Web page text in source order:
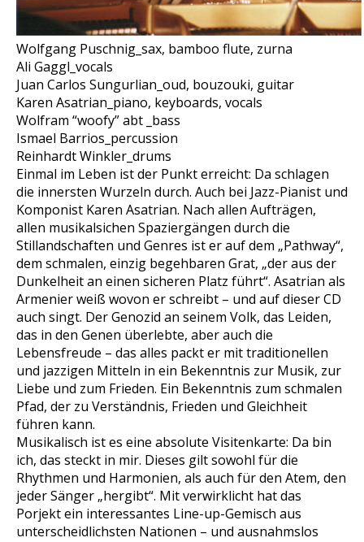
Wolfgang Puschnig_sax, bamboo flute, zurna
Ali Gaggl_vocals
Juan Carlos Sungurlian_oud, bouzouki, guitar
Karen Asatrian_piano, keyboards, vocals
Wolfram “woofy” abt _bass
Ismael Barrios_percussion
Reinhardt Winkler_drums
Einmal im Leben ist der Punkt erreicht: Da schlagen
die innersten Wurzeln durch. Auch bei Jazz-Pianist und
Komponist Karen Asatrian. Nach allen Aufträgen,
allen musikalsichen Spaziergängen durch die
Stillandschaften und Genres ist er auf dem „Pathway“,
dem schmalen, einzig begehbaren Grat, „der aus der
Dunkelheit an einen sicheren Platz führt“. Asatrian als
Armenier weiß wovon er schreibt – und auf dieser CD
auch singt. Der Genozid an seinem Volk, das Leiden,
das in den Genen überlebte, aber auch die
Lebensfreude – das alles packt er mit traditionellen
und jazzigen Mitteln in ein Bekenntnis zur Musik, zur
Liebe und zum Frieden. Ein Bekenntnis zum schmalen
Pfad, der zu Verständnis, Frieden und Gleichheit
führen kann.
Musikalisch ist es eine absolute Visitenkarte: Da bin
ich, das steckt in mir. Dieses gilt sowohl für die
Rhythmen und Harmonien, als auch für den Atem, den
jeder Sänger „hergibt“. Mit verwirklicht hat das
Porjekt ein interessantes Line-up-Gemisch aus
unterscheidlichsten Nationen – und ausnahmslos